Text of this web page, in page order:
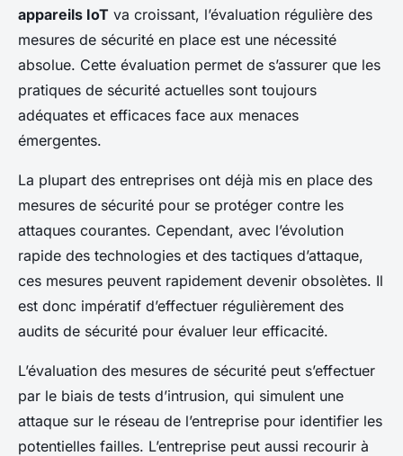
appareils IoT va croissant, l’évaluation régulière des
mesures de sécurité en place est une nécessité
absolue. Cette évaluation permet de s’assurer que les
pratiques de sécurité actuelles sont toujours
adéquates et efficaces face aux menaces
émergentes.
La plupart des entreprises ont déjà mis en place des
mesures de sécurité pour se protéger contre les
attaques courantes. Cependant, avec l’évolution
rapide des technologies et des tactiques d’attaque,
ces mesures peuvent rapidement devenir obsolètes. Il
est donc impératif d’effectuer régulièrement des
audits de sécurité pour évaluer leur efficacité.
L’évaluation des mesures de sécurité peut s’effectuer
par le biais de tests d’intrusion, qui simulent une
attaque sur le réseau de l’entreprise pour identifier les
potentielles failles. L’entreprise peut aussi recourir à